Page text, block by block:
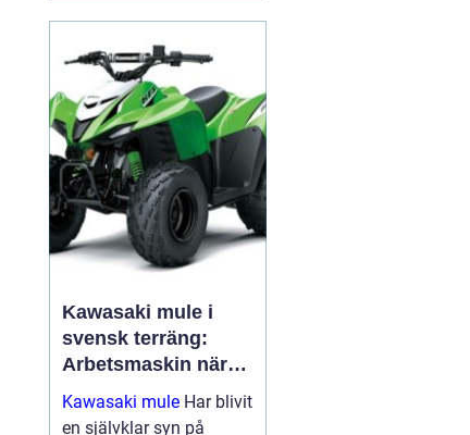
överblick, avskräcker
från brott och kan hj...
Kawasaki mule i
svensk terräng:
Arbetsmaskin när
det verkligen gäller
Kawasaki mule Har blivit
en självklar syn på